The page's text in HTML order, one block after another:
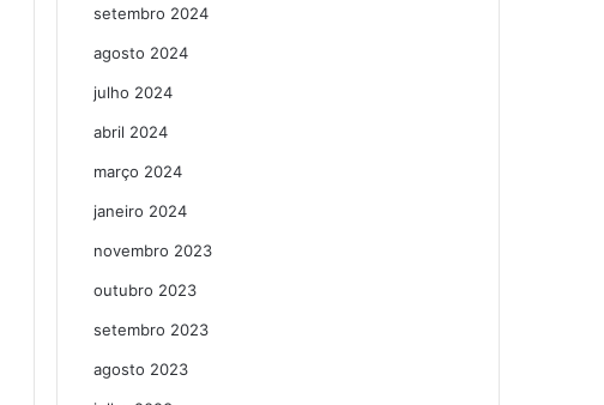
setembro 2024
agosto 2024
julho 2024
abril 2024
março 2024
janeiro 2024
novembro 2023
outubro 2023
setembro 2023
agosto 2023